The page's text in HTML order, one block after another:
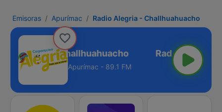
Emisoras Apurímac Radio Alegria - Challhuahuacho
Alegria - Challhuahuacho
Apurímac - 89.1 FM